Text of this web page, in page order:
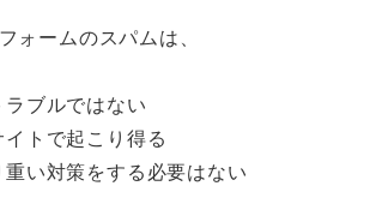
ォームのスパムは、
ブルではない
トで起こり得る
重い対策をする必要はない